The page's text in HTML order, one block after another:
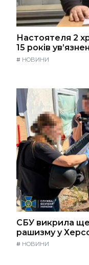
Настоятеля 2
15 років
# НОВИНИ
СБУ викрила ще
рашизму у
# НОВИНИ